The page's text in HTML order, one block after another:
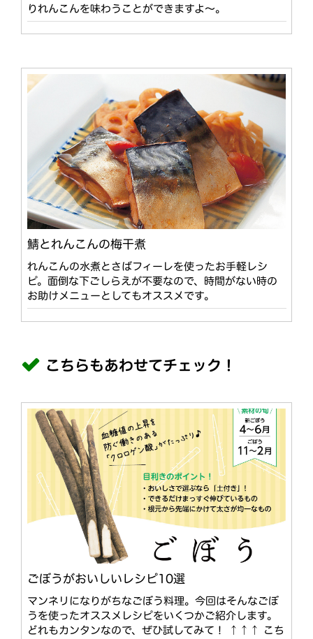
りれんこんを味わうことができますよ〜。
鯖とれんこんの梅干煮
れんこんの水煮とさばフィーレを使ったお手軽レシ
ピ。面倒な下ごしらえが不要なので、時間がない時の
お助けメニューとしてもオススメです。
こちらもあわせてチェック！
ごぼうがおいしいレシピ10選
マンネリになりがちなごぼう料理。今回はそんなごぼ
うを使ったオススメレシピをいくつかご紹介します。
どれもカンタンなので、ぜひ試してみて！ ↑↑↑ こち